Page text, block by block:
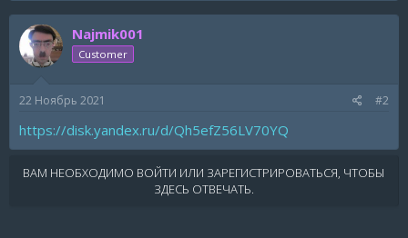
Najmik001
Customer
22 Ноябрь 2021 #2
https://disk.yandex.ru/d/Qh5efZ56LV70YQ
ВАМ НЕОБХОДИМО ВОЙТИ ИЛИ ЗАРЕГИСТРИРОВАТЬСЯ, ЧТОБЫ
ЗДЕСЬ ОТВЕЧАТЬ.